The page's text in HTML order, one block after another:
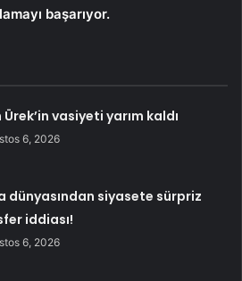
başarıyor.
vasiyeti yarım kaldı
6, 2026
dünyasından siyasete sürpriz
iddiası!
6, 2026